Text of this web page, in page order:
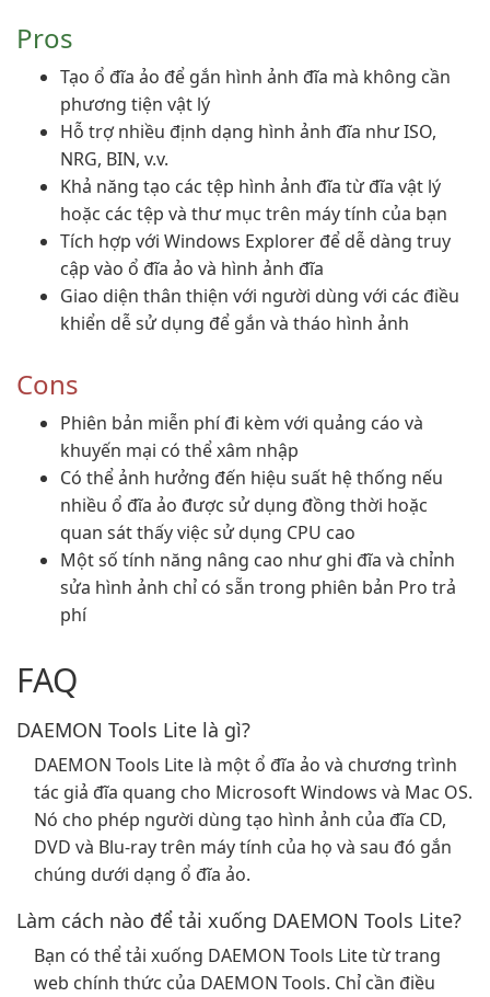
Pros
Tạo ổ đĩa ảo để gắn hình ảnh đĩa mà không cần
phương tiện vật lý
Hỗ trợ nhiều định dạng hình ảnh đĩa như ISO,
NRG, BIN, v.v.
Khả năng tạo các tệp hình ảnh đĩa từ đĩa vật lý
hoặc các tệp và thư mục trên máy tính của bạn
Tích hợp với Windows Explorer để dễ dàng truy
cập vào ổ đĩa ảo và hình ảnh đĩa
Giao diện thân thiện với người dùng với các điều
khiển dễ sử dụng để gắn và tháo hình ảnh
Cons
Phiên bản miễn phí đi kèm với quảng cáo và
khuyến mại có thể xâm nhập
Có thể ảnh hưởng đến hiệu suất hệ thống nếu
nhiều ổ đĩa ảo được sử dụng đồng thời hoặc
quan sát thấy việc sử dụng CPU cao
Một số tính năng nâng cao như ghi đĩa và chỉnh
sửa hình ảnh chỉ có sẵn trong phiên bản Pro trả
phí
FAQ
DAEMON Tools Lite là gì?
DAEMON Tools Lite là một ổ đĩa ảo và chương trình
tác giả đĩa quang cho Microsoft Windows và Mac OS.
Nó cho phép người dùng tạo hình ảnh của đĩa CD,
DVD và Blu-ray trên máy tính của họ và sau đó gắn
chúng dưới dạng ổ đĩa ảo.
Làm cách nào để tải xuống DAEMON Tools Lite?
Bạn có thể tải xuống DAEMON Tools Lite từ trang
web chính thức của DAEMON Tools. Chỉ cần điều